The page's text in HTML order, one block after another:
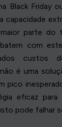
Black Friday
capacidade
parte do
com
custos
é uma
pico
eficaz
pode falhar